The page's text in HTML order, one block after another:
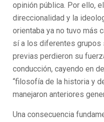
opinión pública. Por ello,
direccionalidad y la
orientaba ya no tuvo más
sí a los diferentes grupos
previas perdieron su
conducción, cayendo en
“filosofía de la historia y
manejaron anteriores
Una consecuencia